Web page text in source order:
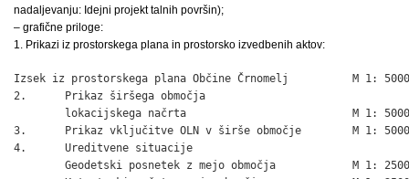
nadaljevanju: Idejni projekt talnih površin);
– grafične priloge:
1. Prikazi iz prostorskega plana in prostorsko izvedbenih aktov:
Izsek iz prostorskega plana Občine Črnomelj          M 1: 5000
2.      Prikaz širšega območja
        lokacijskega načrta                          M 1: 5000
3.      Prikaz vključitve OLN v širše območje        M 1: 5000
4.      Ureditvene situacije
        Geodetski posnetek z mejo območja            M 1: 2500